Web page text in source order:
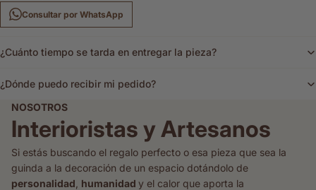
Consultar por WhatsApp
¿Cuánto tiempo se tarda en entregar la pieza?
¿Dónde puedo recibir mi pedido?
NOSOTROS
Interioristas y Artesanos
Si estás buscando el regalo perfecto o esa pieza que sea la
guinda a la decoración de un espacio dotándolo de
personalidad humanidad y el calor que aporta la